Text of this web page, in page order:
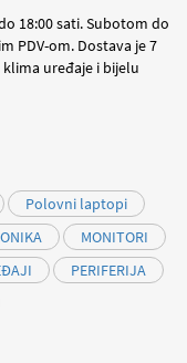
18:00 sati. Subotom do
PDV-om. Dostava je 7
klima uređaje i bijelu
Polovni laptopi
MONITORI
PERIFERIJA